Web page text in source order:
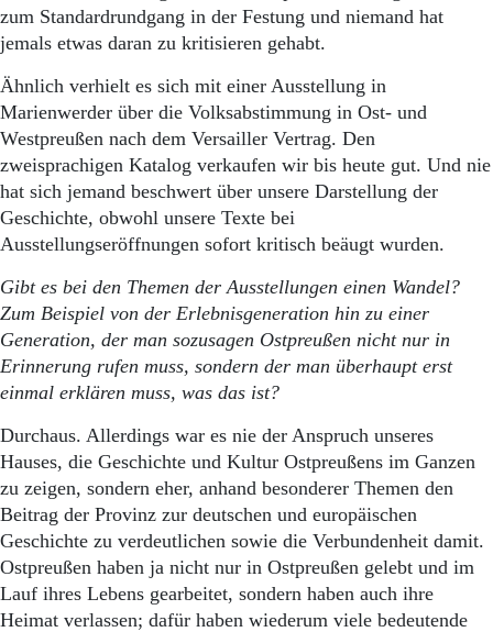
zum Standardrundgang in der Festung und niemand hat
jemals etwas daran zu kritisieren gehabt.
Ähnlich verhielt es sich mit einer Ausstellung in
Marienwerder über die Volksabstimmung in Ost- und
Westpreußen nach dem Versailler Vertrag. Den
zweisprachigen Katalog verkaufen wir bis heute gut. Und nie
hat sich jemand beschwert über unsere Darstellung der
Geschichte, obwohl unsere Texte bei
Ausstellungseröffnungen sofort kritisch beäugt wurden.
Gibt es bei den Themen der Ausstellungen einen Wandel?
Zum Beispiel von der Erlebnisgeneration hin zu einer
Generation, der man sozusagen Ostpreußen nicht nur in
Erinnerung rufen muss, sondern der man überhaupt erst
einmal erklären muss, was das ist?
Durchaus. Allerdings war es nie der Anspruch unseres
Hauses, die Geschichte und Kultur Ostpreußens im Ganzen
zu zeigen, sondern eher, anhand besonderer Themen den
Beitrag der Provinz zur deutschen und europäischen
Geschichte zu verdeutlichen sowie die Verbundenheit damit.
Ostpreußen haben ja nicht nur in Ostpreußen gelebt und im
Lauf ihres Lebens gearbeitet, sondern haben auch ihre
Heimat verlassen; dafür haben wiederum viele bedeutende